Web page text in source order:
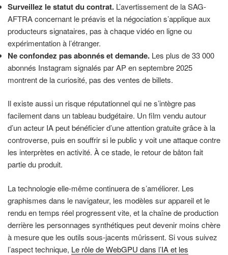
Surveillez le statut du contrat. L’avertissement de la SAG-
AFTRA concernant le préavis et la négociation s’applique aux
producteurs signataires, pas à chaque vidéo en ligne ou
expérimentation à l’étranger.
Ne confondez pas abonnés et demande. Les plus de 33 000
abonnés Instagram signalés par AP en septembre 2025
montrent de la curiosité, pas des ventes de billets.
Il existe aussi un risque réputationnel qui ne s’intègre pas
facilement dans un tableau budgétaire. Un film vendu autour
d’un acteur IA peut bénéficier d’une attention gratuite grâce à la
controverse, puis en souffrir si le public y voit une attaque contre
les interprètes en activité. À ce stade, le retour de bâton fait
partie du produit.
La technologie elle-même continuera de s’améliorer. Les
graphismes dans le navigateur, les modèles sur appareil et le
rendu en temps réel progressent vite, et la chaîne de production
derrière les personnages synthétiques peut devenir moins chère
à mesure que les outils sous-jacents mûrissent. Si vous suivez
l’aspect technique, Le rôle de WebGPU dans l’IA et les